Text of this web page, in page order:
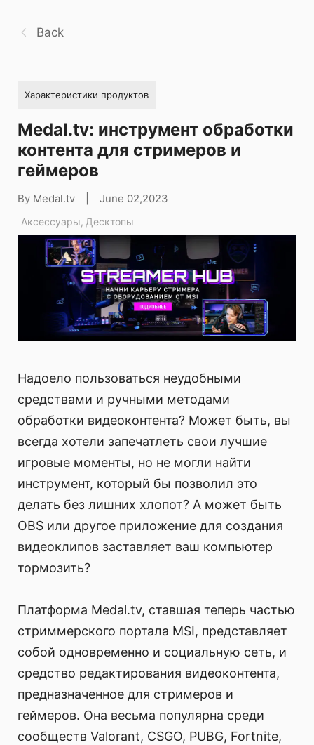
Back
Характеристики продуктов
Medal.tv: инструмент обработки
контента для стримеров и
геймеров
By Medal.tv June 02,2023
Аксессуары, Десктопы
Надоело пользоваться неудобными
средствами и ручными методами
обработки видеоконтента? Может быть, вы
всегда хотели запечатлеть свои лучшие
игровые моменты, но не могли найти
инструмент, который бы позволил это
делать без лишних хлопот? А может быть
OBS или другое приложение для создания
видеоклипов заставляет ваш компьютер
тормозить?
Платформа Medal.tv, ставшая теперь частью
стриммерского портала MSI, представляет
собой одновременно и социальную сеть, и
средство редактирования видеоконтента,
предназначенное для стримеров и
геймеров. Она весьма популярна среди
сообществ Valorant, CSGO, PUBG, Fortnite,